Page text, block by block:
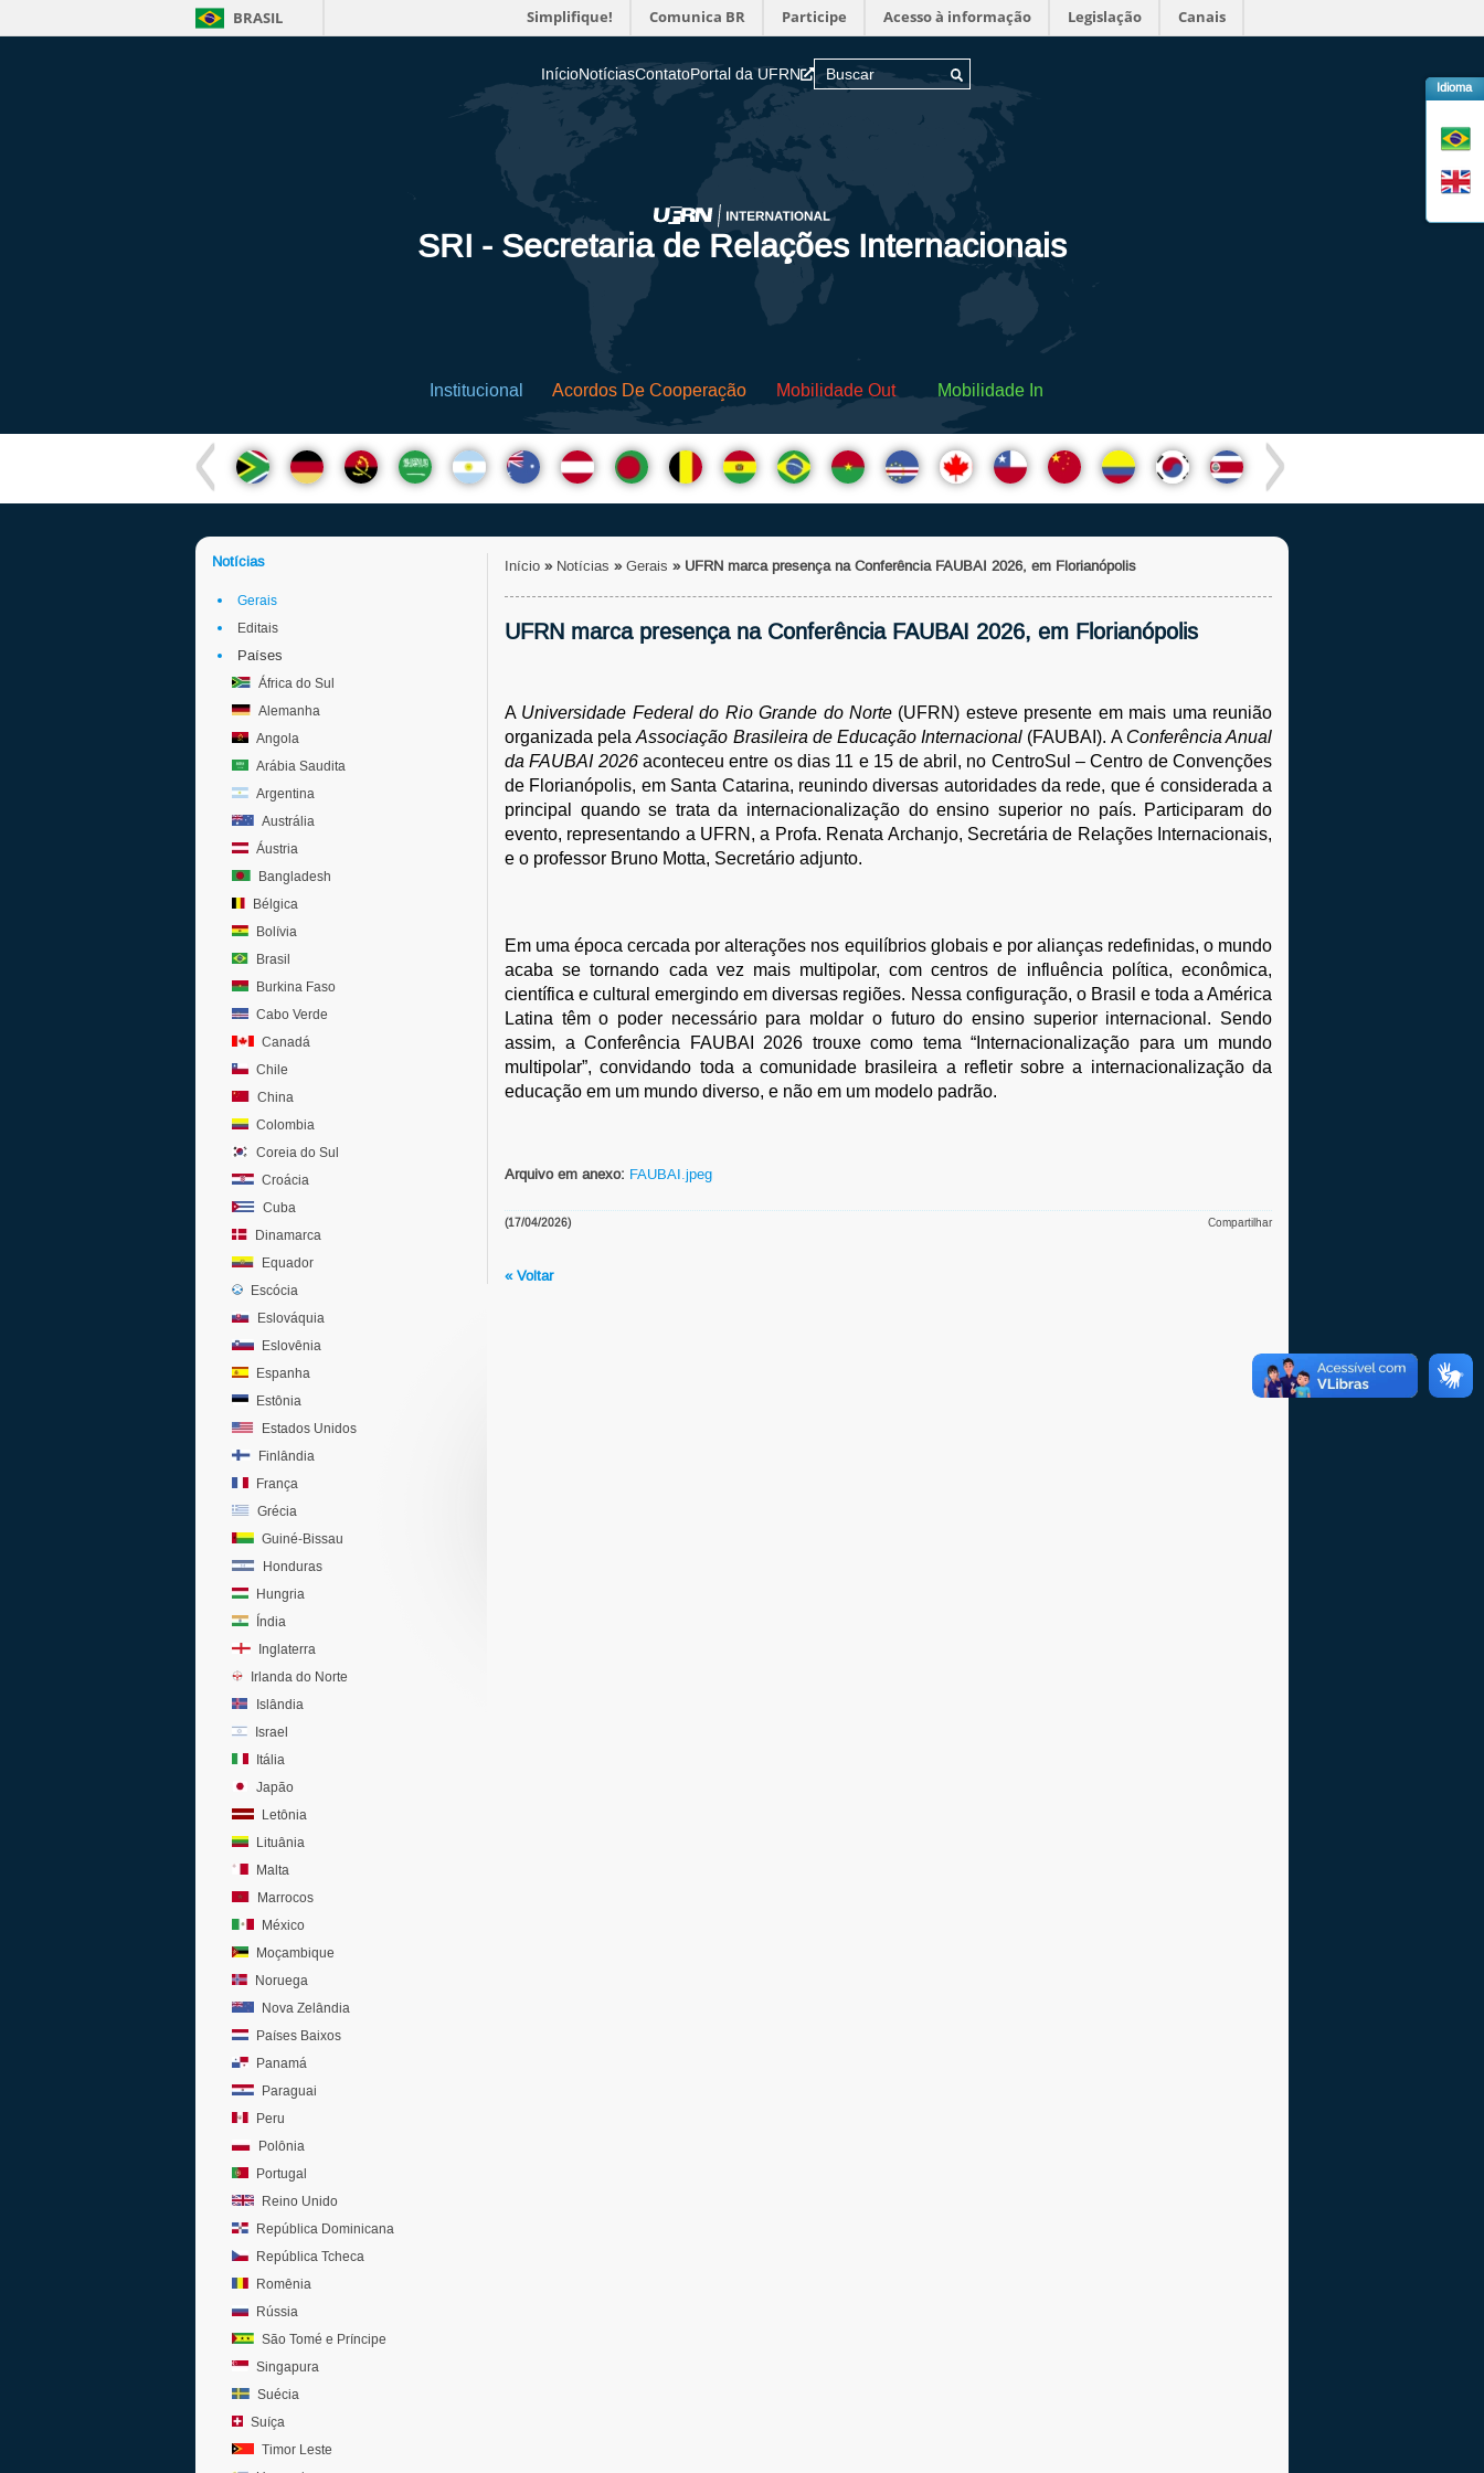
BRASIL Simplifique! Comunica BR Participe Acesso à informação Legislação Canais
Idioma
InícioNotíciasContatoPortal da UFRN
SRI - Secretaria de Relações Internacionais
Institucional Acordos De Cooperação Mobilidade Out Mobilidade In
Notícias
Gerais
Editais
Países
África do Sul
Alemanha
Angola
Arábia Saudita
Argentina
Austrália
Áustria
Bangladesh
Bélgica
Bolívia
Brasil
Burkina Faso
Cabo Verde
Canadá
Chile
China
Colombia
Coreia do Sul
Croácia
Cuba
Dinamarca
Equador
Escócia
Eslováquia
Eslovênia
Espanha
Estônia
Estados Unidos
Finlândia
França
Grécia
Guiné-Bissau
Honduras
Hungria
Índia
Inglaterra
Irlanda do Norte
Islândia
Israel
Itália
Japão
Letônia
Lituânia
Malta
Marrocos
México
Moçambique
Noruega
Nova Zelândia
Países Baixos
Panamá
Paraguai
Peru
Polônia
Portugal
Reino Unido
República Dominicana
República Tcheca
Romênia
Rússia
São Tomé e Príncipe
Singapura
Suécia
Suíça
Timor Leste
Início »Notícias » Gerais » UFRN marca presença na Conferência FAUBAI 2026, em Florianópolis
UFRN marca presença na Conferência FAUBAI 2026, em Florianópolis
A Universidade Federal do Rio Grande do Norte (UFRN) esteve presente em mais uma reunião
organizada pela Associação Brasileira de Educação Internacional (FAUBAI). A Conferência Anual
da FAUBAI 2026 aconteceu entre os dias 11 e 15 de abril, no CentroSul – Centro de Convenções
de Florianópolis, em Santa Catarina, reunindo diversas autoridades da rede, que é considerada a
principal quando se trata da internacionalização do ensino superior no país. Participaram do
evento, representando a UFRN, a Profa. Renata Archanjo, Secretária de Relações Internacionais,
e o professor Bruno Motta, Secretário adjunto.
Em uma época cercada por alterações nos equilíbrios globais e por alianças redefinidas, o mundo
acaba se tornando cada vez mais multipolar, com centros de influência política, econômica,
científica e cultural emergindo em diversas regiões. Nessa configuração, o Brasil e toda a América
Latina têm o poder necessário para moldar o futuro do ensino superior internacional. Sendo
assim, a Conferência FAUBAI 2026 trouxe como tema “Internacionalização para um mundo
multipolar”, convidando toda a comunidade brasileira a refletir sobre a internacionalização da
educação em um mundo diverso, e não em um modelo padrão.
Arquivo em anexo: FAUBAI.jpeg
(17/04/2026) Compartilhar
« Voltar